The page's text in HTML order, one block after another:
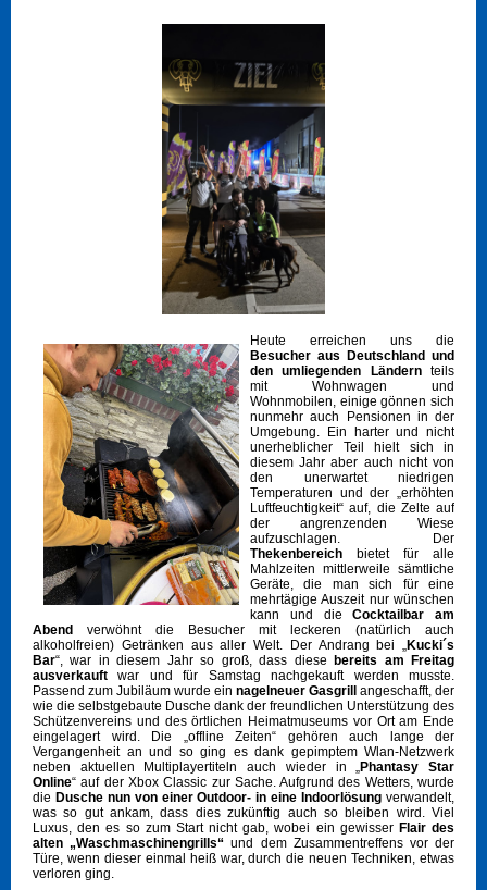
Heute erreichen uns die
Besucher aus Deutschland und
den umliegenden Ländernteils
mit Wohnwagen und
Wohnmobilen, einige gönnen sich
nunmehr auch Pensionen in der
Umgebung. Ein harter und nicht
unerheblicher Teil hielt sich in
diesem Jahr aber auch nicht von
den unerwartet niedrigen
Temperaturen und der „erhöhten
Luftfeuchtigkeit“ auf, die Zelte auf
der angrenzenden Wiese
aufzuschlagen. Der
Thekenbereich bietet für alle
Mahlzeiten mittlerweile sämtliche
Geräte, die man sich für eine
mehrtägige Auszeit nur wünschen
kann und dieCocktailbar am
Abend verwöhnt die Besucher mit leckeren (natürlich auch
alkoholfreien) Getränken aus aller Welt. Der Andrang bei „ Kucki´s
Bar“, war in diesem Jahr so groß, dass diesebereits am Freitag
ausverkauft war und für Samstag nachgekauft werden musste.
Passend zum Jubiläum wurde ein nagelneuer Gasgrill angeschafft, der
wie die selbstgebaute Dusche dank der freundlichen Unterstützung des
Schützenvereins und des örtlichen Heimatmuseums vor Ort am Ende
eingelagert wird. Die „offline Zeiten“ gehören auch lange der
Vergangenheit an und so ging es dank gepimptem Wlan-Netzwerk
neben aktuellen Multiplayertiteln auch wieder in „Phantasy Star
Online“ auf der Xbox Classic zur Sache. Aufgrund des Wetters, wurde
die Dusche nun von einer Outdoor- in eine Indoorlösung verwandelt,
was so gut ankam, dass dies zukünftig auch so bleiben wird. Viel
Luxus, den es so zum Start nicht gab, wobei ein gewisser Flair des
alten „Waschmaschinengrills“ und dem Zusammentreffens vor der
Türe, wenn dieser einmal heiß war, durch die neuen Techniken, etwas
verloren ging.